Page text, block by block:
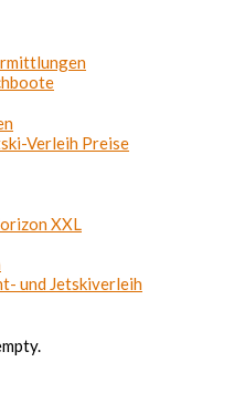
Verleih Preise
XXL
und Jetskiverleih